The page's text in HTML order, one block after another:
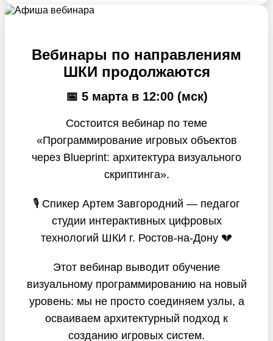
Вебинары по направлениям
ШКИ продолжаются
📅 5 марта в 12:00 (мск)
Состоится вебинар по теме
«Программирование игровых объектов
через Blueprint: архитектура визуального
скриптинга».
🎙 Спикер Артем Завгородний — педагог
студии интерактивных цифровых
технологий ШКИ г. Ростов-на-Дону 💔
Этот вебинар выводит обучение
визуальному программированию на новый
уровень: мы не просто соединяем узлы, а
осваиваем архитектурный подход к
созданию игровых систем.